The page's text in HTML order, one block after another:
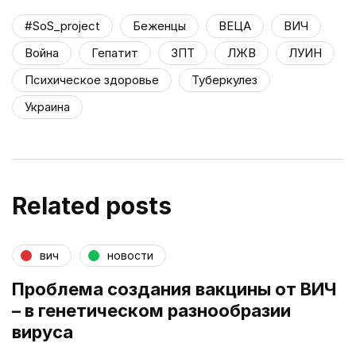
#SoS_project Беженцы ВЕЦА
ВИЧ
Война
Гепатит ЗПТ ЛЖВ
ЛУИН
Психическое здоровье
Туберкулез
Украина
Related posts
вич новости
Проблема создания вакцины от ВИЧ
– в генетическом разнообразии
вируса